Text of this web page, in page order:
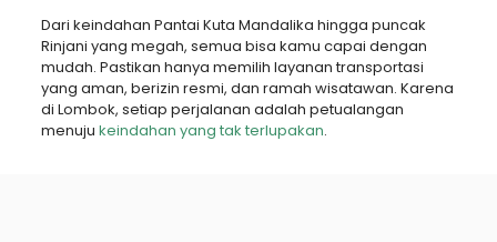
Dari keindahan Pantai Kuta Mandalika hingga puncak
Rinjani yang megah, semua bisa kamu capai dengan
mudah. Pastikan hanya memilih layanan transportasi
yang aman, berizin resmi, dan ramah wisatawan. Karena
di Lombok, setiap perjalanan adalah petualangan
menuju keindahan yang tak terlupakan.